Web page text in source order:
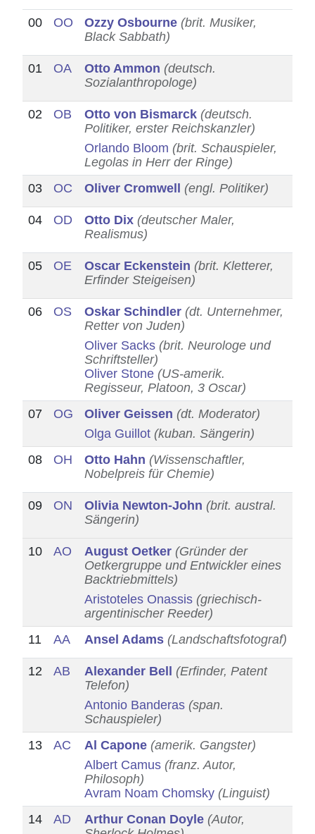
00 OO Ozzy Osbourne (brit. Musiker,
Black Sabbath)
01 OA Otto Ammon (deutsch.
Sozialanthropologe)
02 OB Otto von Bismarck (deutsch.
Politiker, erster Reichskanzler)
Orlando Bloom (brit. Schauspieler,
Legolas in Herr der Ringe)
03
OC Oliver Cromwell (engl. Politiker)
04 OD Otto Dix (deutscher Maler,
Realismus)
05 OE Oscar Eckenstein (brit. Kletterer,
Erfinder Steigeisen)
06 OS Oskar Schindler (dt. Unternehmer,
Retter von Juden)
Oliver Sacks (brit. Neurologe und
Schriftsteller)
Oliver Stone (US-amerik.
Regisseur, Platoon, 3 Oscar)
07
OG Oliver Geissen (dt. Moderator)
Olga Guillot (kuban. Sängerin)
08
OH Otto Hahn (Wissenschaftler,
Nobelpreis für Chemie)
09 ON Olivia Newton-John (brit. austral.
Sängerin)
10 AO August Oetker (Gründer der
Oetkergruppe und Entwickler eines
Backtriebmittels)
Aristoteles Onassis (griechisch-
argentinischer Reeder)
11
AA Ansel Adams (Landschaftsfotograf)
12 AB Alexander Bell (Erfinder, Patent
Telefon)
Antonio Banderas (span.
Schauspieler)
13
AC Al Capone (amerik. Gangster)
Albert Camus (franz. Autor,
Philosoph)
Avram Noam Chomsky (Linguist)
14
AD Arthur Conan Doyle (Autor,